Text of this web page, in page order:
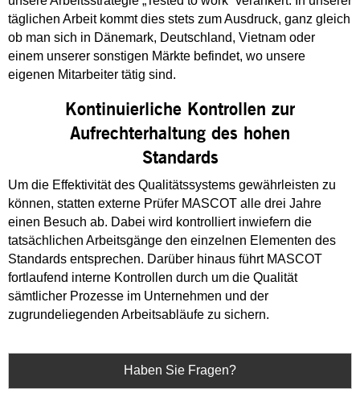
täglichen Arbeit kommt dies stets zum Ausdruck, ganz gleich
ob man sich in Dänemark, Deutschland, Vietnam oder
einem unserer sonstigen Märkte befindet, wo unsere
eigenen Mitarbeiter tätig sind.
Kontinuierliche Kontrollen zur
Aufrechterhaltung des hohen
Standards
Um die Effektivität des Qualitätssystems gewährleisten zu
können, statten externe Prüfer MASCOT alle drei Jahre
einen Besuch ab. Dabei wird kontrolliert inwiefern die
tatsächlichen Arbeitsgänge den einzelnen Elementen des
Standards entsprechen. Darüber hinaus führt MASCOT
fortlaufend interne Kontrollen durch um die Qualität
sämtlicher Prozesse im Unternehmen und der
zugrundeliegenden Arbeitsabläufe zu sichern.
Haben Sie Fragen?